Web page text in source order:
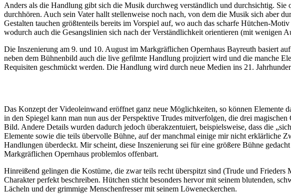
Anders als die Handlung gibt sich die Musik durchweg verständlich und durchsichtig.
durchhören. Auch sein Vater hallt stellenweise noch nach, von dem die Musik sich aber
Gestalten tauchen größtenteils bereits im Vorspiel auf, wo auch das scharfe Hütchen-
wodurch auch die Gesangslinien sich nach der Verständlichkeit orientieren (mit wenigen
Die Inszenierung am 9. und 10. August im Markgräflichen Opernhaus Bayreuth basiert
neben dem Bühnenbild auch die live gefilmte Handlung projiziert wird und die manche
Requisiten geschmückt werden. Die Handlung wird durch neue Medien ins 21.
Das Konzept der Videoleinwand eröffnet ganz neue Möglichkeiten, so können Elemente
in den Spiegel kann man nun aus der Perspektive Trudes mitverfolgen, die drei
Bild. Andere Details wurden dadurch jedoch überakzentuiert, beispielsweise, dass die
Elemente sowie die teils übervolle Bühne, auf der manchmal einige mir nicht erklärliche
Handlungen überdeckt. Mir scheint, diese Inszenierung sei für eine größere Bühne
Markgräflichen Opernhaus problemlos offenbart.
Hinreißend gelingen die Kostüme, die zwar teils recht überspitzt sind (Trude und
Charakter perfekt beschreiben. Hütchen sticht besonders hervor mit seinem blutenden,
Lächeln und der grimmige Menschenfresser mit seinem Löweneckerchen.